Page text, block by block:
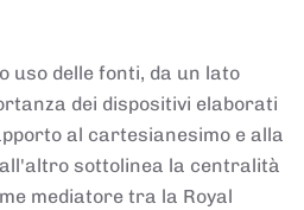
uso delle fonti, da un lato
dei dispositivi elaborati
al cartesianesimo e alla
sottolinea la centralità
mediatore tra la Royal